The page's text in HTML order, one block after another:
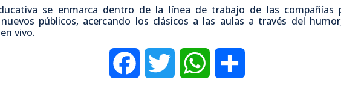
se enmarca dentro de la línea de trabajo de las compañías
públicos, acercando los clásicos a las aulas a través del
vivo.